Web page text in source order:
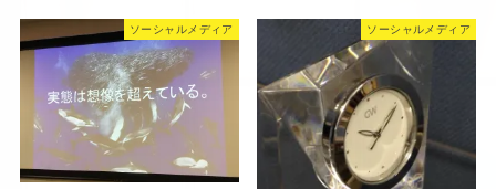
ソーシャルメディア ソーシャルメディア